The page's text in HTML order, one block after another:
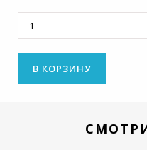
Количество
В КОРЗИНУ